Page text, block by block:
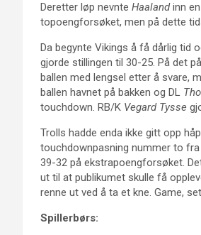
Deretter løp nevnte Haalandinn
topoengforsøket, men på dette
Da begynte Vikings å få dårlig tid
gjorde stillingen til 30-25. På det
ballen med lengsel etter å svare,
ballen havnet på bakken og DL
touchdown. RB/K Vegard Tysse
Trolls hadde enda ikke gitt opp
touchdownpasning nummer to fra
39-32 på ekstrapoengforsøket.
ut til at publikumet skulle få
renne ut ved å ta et kne. Game,
Spillerbørs: